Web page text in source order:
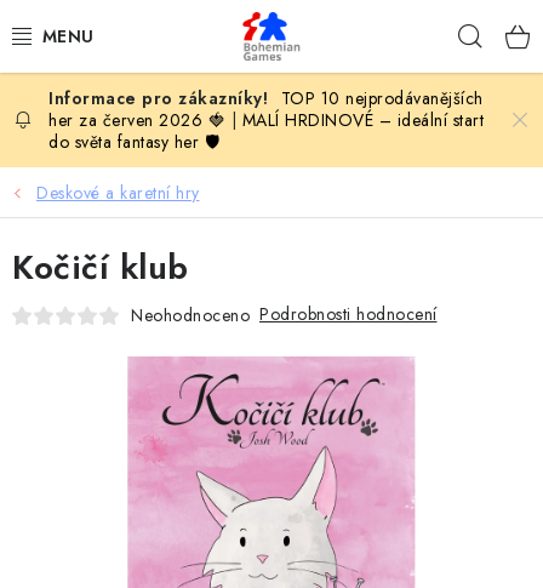
na
KOMPLETNÍ NABÍDKA HER
PODLE VĚKU
VYDAVATELSTVÍ DESKOVÝCH HER
DESKOHERNÍ KLUBY, DDM, KNIHOVNY A JINÉ
ZÁJMOVÉ ORGANIZACE
TOP 10 nejprodávanějších
her za červen 2026 🍓
MALÍ HRDINOVÉ – ideální start
do světa fantasy her 🛡️
Deskové a karetní hry
Kočičí klub
Neohodnoceno Podrobnosti hodnocení